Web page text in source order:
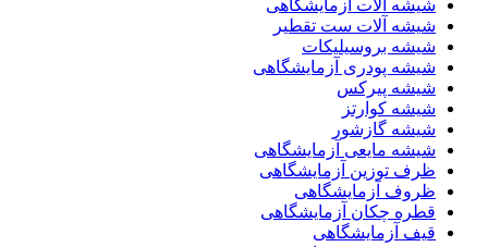
شیشه آلات آزمایشگاهی
شیشه آلات ست تقطیر
شیشه بروسیلیکات
شیشه پودری آزمایشگاهی
شیشه پیرکس
شیشه کوارتز
شیشه گازشور
شیشه مایعی آزمایشگاهی
ظرف توزین آزمایشگاهی
ظروف آزمایشگاهی
قطره چکان آزمایشگاهی
قیف آزمایشگاهی